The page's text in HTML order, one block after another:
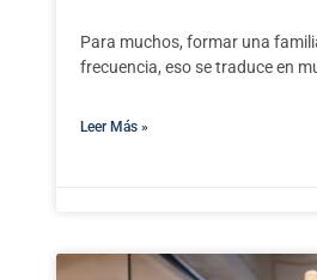
Para muchos, formar una
frecuencia, eso se traduce en
Leer Más »